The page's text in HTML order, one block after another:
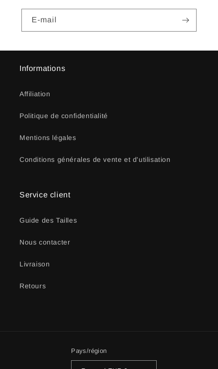
E-mail
Informations
Affiliation
Politique de confidentialité
Mentions légales
Conditions générales de vente et d'utilisation
Service client
Guide des Tailles
Nous contacter
Livraison
Retours
Pays/région